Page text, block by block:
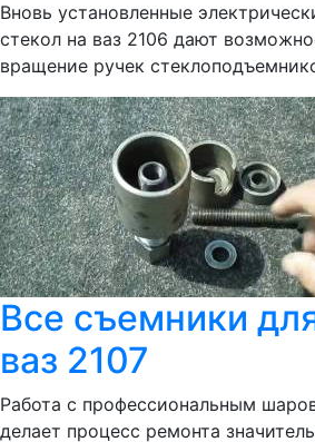
Вновь установленные
стекол на ваз 2106 дают
вращение ручек
Все съемники
ваз 2107
Работа с профессиональным
делает процесс ремонта